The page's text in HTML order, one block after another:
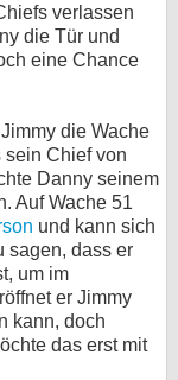
verlassen
die Tür und
eine Chance
die Wache
sein Chief von
Danny seinem
Auf Wache 51
und kann sich
sagen, dass er
um im
er Jimmy
kann, doch
das erst mit